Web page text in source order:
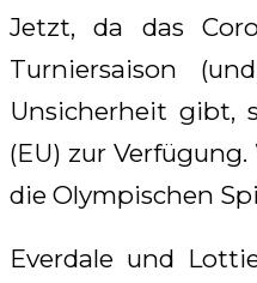
Jetzt, da das
Turniersaison
Unsicherheit gibt,
(EU) zur
die Olympischen
Everdale und